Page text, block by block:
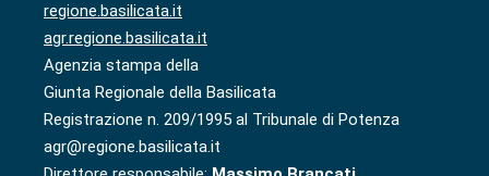
regione.basilicata.it
agr.regione.basilicata.it
Agenzia stampa della
Giunta Regionale della Basilicata
Registrazione n. 209/1995 al Tribunale di Potenza
agr@regione.basilicata.it